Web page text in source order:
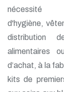
nécessité
d'hygiène,
distribution
alimentaires
d’achat, à la
kits de